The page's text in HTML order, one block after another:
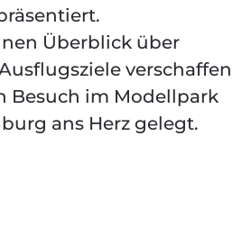
Überblick über
verschaffen
Besuch im Modellpark
ans Herz gelegt.